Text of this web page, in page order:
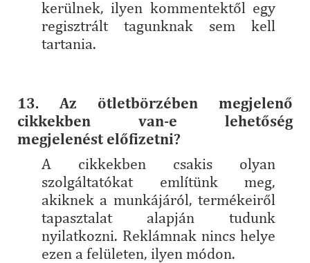
kerülnek, ilyen kommentektől egy
regisztrált tagunknak sem kell
tartania.
13. Az ötletbörzében megjelenő
cikkekben van-e lehetőség
megjelenést előfizetni?
A cikkekben csakis olyan
szolgáltatókat említünk meg,
akiknek a munkájáról, termékeiről
tapasztalat alapján tudunk
nyilatkozni. Reklámnak nincs helye
ezen a felületen, ilyen módon.